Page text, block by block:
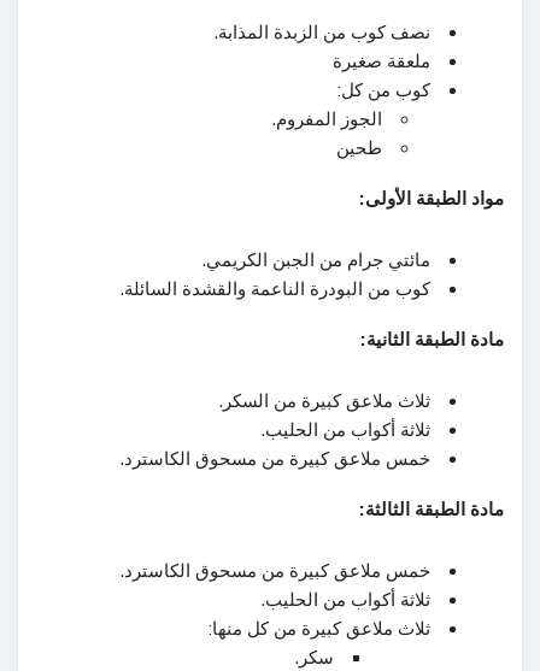
نصف كوب من الزبدة المذابة.
ملعقة صغيرة
كوب من كل:
الجوز المفروم.
طحين
مواد الطبقة الأولى:
مائتي جرام من الجبن الكريمي.
كوب من البودرة الناعمة والقشدة السائلة.
مادة الطبقة الثانية:
ثلاث ملاعق كبيرة من السكر.
ثلاثة أكواب من الحليب.
خمس ملاعق كبيرة من مسحوق الكاسترد.
مادة الطبقة الثالثة:
خمس ملاعق كبيرة من مسحوق الكاسترد.
ثلاثة أكواب من الحليب.
ثلاث ملاعق كبيرة من كل منها:
سكر.